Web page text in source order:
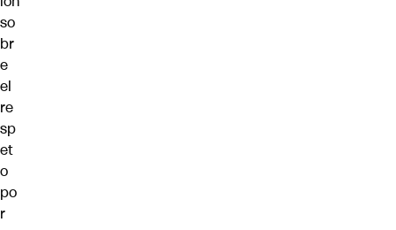
so
br
e
el
re
sp
et
o
po
r